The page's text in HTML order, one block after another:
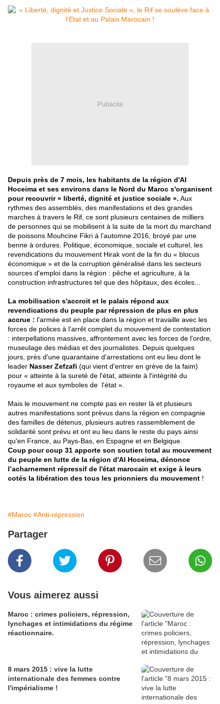
Publicité
Depuis près de 7 mois, les habitants de la région d'Al
Hoceima et ses environs dans le Nord du Maroc s'organisent
pour recouvrir « liberté, dignité et justice sociale ». Aux
rythmes des assemblés, des manifestations et des grandes
marches à travers le Rif, ce sont plusieurs centaines de milliers
de personnes qui se mobilisent à la suite de la mort du marchand
de poissons Mouhcine Fikri à l’automne 2016, broyé par une
benne à ordures. Politique, économique, sociale et culturel, les
revendications du mouvement Hirak vont de la fin du « blocus
économique » et de la corruption généralisé dans les secteurs
sources d'emploi dans la région : pêche et agriculture, à la
construction infrastructures tel que des hôpitaux, des écoles...
La mobilisation s'accroit et le palais répond aux
revendications du peuple par répression de plus en plus
accrue : l'armée est en place dans la région et travaille avec les
forces de polices à l’arrêt complet du mouvement de contestation
: interpellations massives, affrontement avec les forces de l'ordre,
museulage des médias et des journalistes. Depuis quelques
jours, près d'une quarantaine d'arrestations ont eu lieu dont le
leader Nasser Zefzafi (qui vient d'entrer en grève de la faim)
pour « atteinte à la sureté de l'état, atteinte à l'intégrité du
royaume et aux symboles de l'état ».
Mais le mouvement ne compte pas en rester là et plusieurs
autres manifestations sont prévus dans la région en compagnie
des familles de détenus, plusieurs autres rassemblement de
solidarité sont prévu et ont eu lieu dans le reste du pays ainsi
qu'en France, au Pays-Bas, en Espagne et en Belgique.
Coup pour coup 31 apporte son soutien total au mouvement
du peuple en lutte de la région d'Al Hoceima, dénonce
l’acharnement répressif de l'état marocain et exige à leurs
cotés la libération des tous les prionniers du mouvement !
#Maroc #Anti-répression
Partager
Vous aimerez aussi
Maroc : crimes policiers, répression,
lynchages et intimidations du régime
réactionnaire.
8 mars 2015 : vive la lutte
internationale des femmes contre
l'impérialisme !